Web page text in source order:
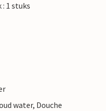
1 stuks
water, Douche